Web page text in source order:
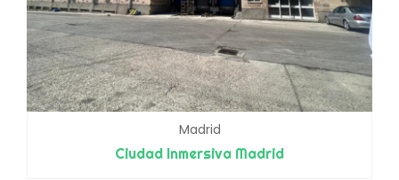
Madrid
Ciudad Inmersiva Madrid